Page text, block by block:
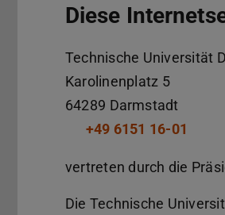
Diese
Technische Universität
Karolinenplatz 5
64289 Darmstadt
+49 6151 16-01
vertreten durch die
Die Technische